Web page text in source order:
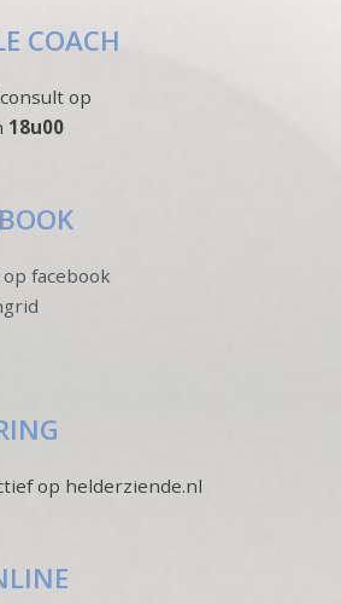
COACH
op
18u00
op facebook
op helderziende.nl